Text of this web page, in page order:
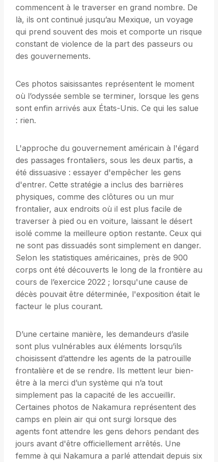
commencent à le traverser en grand nombre. De
là, ils ont continué jusqu’au Mexique, un voyage
qui prend souvent des mois et comporte un risque
constant de violence de la part des passeurs ou
des gouvernements.
Ces photos saisissantes représentent le moment
où l’odyssée semble se terminer, lorsque les gens
sont enfin arrivés aux États-Unis. Ce qui les salue
: rien.
L'approche du gouvernement américain à l'égard
des passages frontaliers, sous les deux partis, a
été dissuasive : essayer d'empêcher les gens
d'entrer. Cette stratégie a inclus des barrières
physiques, comme des clôtures ou un mur
frontalier, aux endroits où il est plus facile de
traverser à pied ou en voiture, laissant le désert
isolé comme la meilleure option restante. Ceux qui
ne sont pas dissuadés sont simplement en danger.
Selon les statistiques américaines, près de 900
corps ont été découverts le long de la frontière au
cours de l’exercice 2022 ; lorsqu'une cause de
décès pouvait être déterminée, l'exposition était le
facteur le plus courant.
D’une certaine manière, les demandeurs d’asile
sont plus vulnérables aux éléments lorsqu’ils
choisissent d’attendre les agents de la patrouille
frontalière et de se rendre. Ils mettent leur bien-
être à la merci d’un système qui n’a tout
simplement pas la capacité de les accueillir.
Certaines photos de Nakamura représentent des
camps en plein air qui ont surgi lorsque des
agents font attendre les gens dehors pendant des
jours avant d'être officiellement arrêtés. Une
femme à qui Nakamura a parlé attendait depuis six